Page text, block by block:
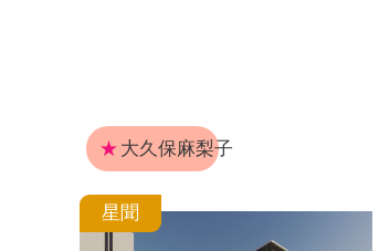
★ 大久保麻梨子
星聞